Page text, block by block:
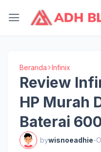
Beranda Infinix
Review
HP Murah
Baterai
bywisnoeadhie-